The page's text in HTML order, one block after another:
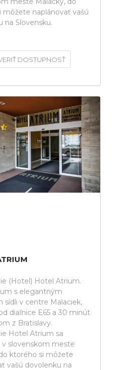
môžete naplánovať vašú
na Slovensku.
DOSTUPNOSŤ
(Hotel) Hotel Atrium.
s elegantným
sídli v centre Malaciek,
diaľnice E65 a 30 minút
z Bratislavy.
Hotel Atrium sa
v slovenskom meste
ktorého si môžete
vašú dovolenku na